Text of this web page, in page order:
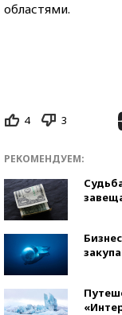
областями.
4 3
РЕКОМЕНДУЕМ: